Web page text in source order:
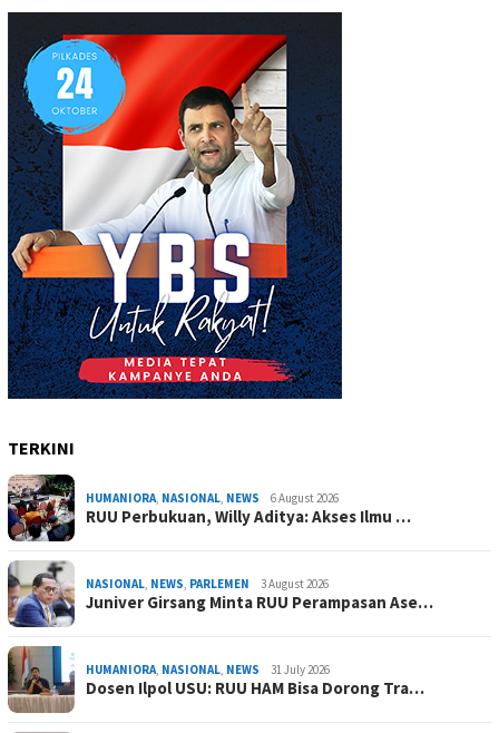
TERKINI
HUMANIORA NASIONAL NEWS 6 August 2026
RUU Perbukuan, Willy Aditya: Akses Ilmu …
NASIONAL NEWS PARLEMEN 3 August 2026
Juniver Girsang Minta RUU Perampasan Ase…
HUMANIORA NASIONAL NEWS 31 July 2026
Dosen Ilpol USU: RUU HAM Bisa Dorong Tra…